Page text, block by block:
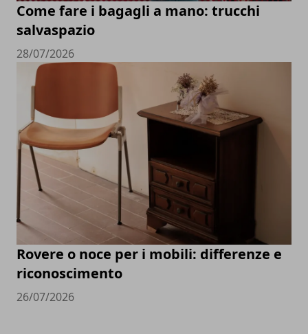
Come fare i bagagli a mano: trucchi
salvaspazio
28/07/2026
Rovere o noce per i mobili: differenze e
riconoscimento
26/07/2026